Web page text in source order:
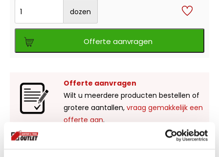
dozen
Offerte aanvragen
Offerte aanvragen
Wilt u meerdere producten bestellen of
grotere aantallen, vraag gemakkelijk een
offerte aan.